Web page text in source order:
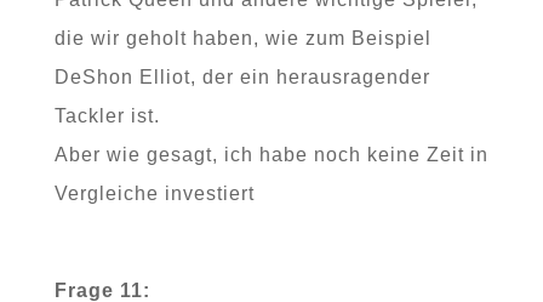
die wir geholt haben, wie zum Beispiel
DeShon Elliot, der ein herausragender
Tackler ist.
Aber wie gesagt, ich habe noch keine Zeit in
Vergleiche investiert
Frage 11: